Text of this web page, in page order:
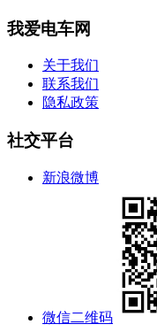
我爱电车网
关于我们
联系我们
隐私政策
社交平台
新浪微博
微信二维码